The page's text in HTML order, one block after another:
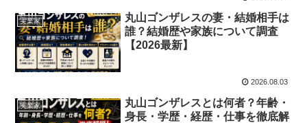
実業家
丸山ゴンザレスの妻・結婚相手は
誰？結婚歴や家族について調査
【2026最新】
2026.08.03
実業家
丸山ゴンザレスとは何者？年齢・
身長・学歴・経歴・仕事を徹底解